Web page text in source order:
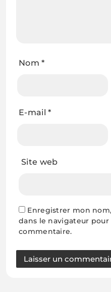
Nom*
E-mail*
Site web
Enregistrer mon
dans le navigateur
commentaire.